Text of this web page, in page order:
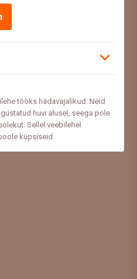
tööks hädavajalikud. Neid
huvi alusel, seega pole
Sellel veebilehel
küpsiseid.
Ootame väga teie
millistel teemadel siit